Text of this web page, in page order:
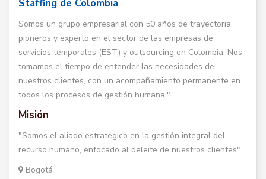
Staffing de Colombia
Somos un grupo empresarial con 50 años de trayectoria,
pioneros y experto en el sector de las empresas de
servicios temporales (EST) y outsourcing en Colombia. Nos
tomamos el tiempo de entender las necesidades de
nuestros clientes, con un acompañamiento permanente en
todos los procesos de gestión humana."
Misión
"Somos el aliado estratégico en la gestión integral del
recurso humano, enfocado al deleite de nuestros clientes".
Bogotá